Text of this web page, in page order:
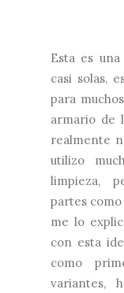
Esta es
casi solas,
para
armario de
realmente
utilizo
limpieza,
partes como
me lo
con esta
como
variantes,